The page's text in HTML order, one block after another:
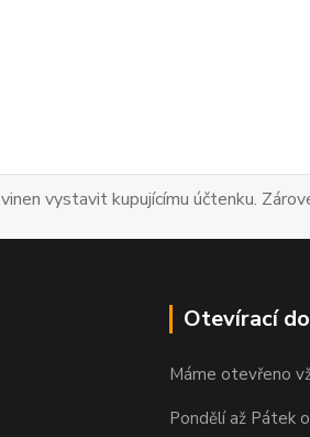
vystavit kupujícímu účtenku.
Otevírací
Máme otevřeno
Pondělí až Pátek